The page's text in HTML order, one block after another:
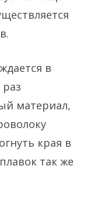
в
материал,
края в
так же